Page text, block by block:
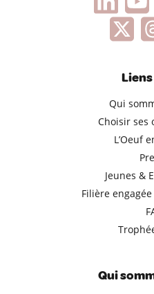
Qui
Choisir ses
L’Oeuf
Jeunes &
Filière
Qui